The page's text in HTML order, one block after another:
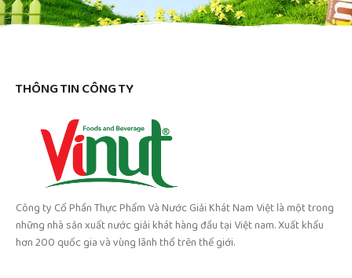
THÔNG TIN CÔNG TY
Công ty Cổ Phần Thực Phẩm Và Nước Giải Khát Nam Việt là một trong
những nhà sản xuất nước giải khát hàng đầu tại Việt nam. Xuất khẩu
hơn 200 quốc gia và vùng lãnh thổ trên thế giới.